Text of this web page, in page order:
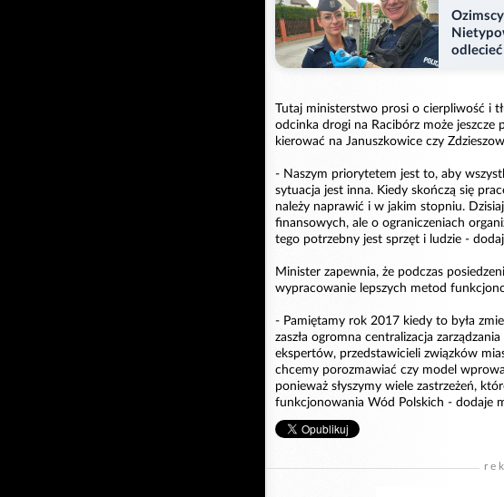
odlecieć
Tutaj ministerstwo prosi o cierpliwość i
odcinka drogi na Racibórz może jeszcze
kierować na Januszkowice czy
- Naszym priorytetem jest to, aby
sytuacja jest inna. Kiedy skończą się
należy naprawić i w jakim stopniu.
finansowych, ale o ograniczeniach
tego potrzebny jest sprzęt i ludzie -
Minister zapewnia, że podczas
wypracowanie lepszych metod
- Pamiętamy rok 2017 kiedy to była
zaszła ogromna centralizacja
ekspertów, przedstawicieli związków
chcemy porozmawiać czy model
ponieważ słyszymy wiele zastrzeżeń,
funkcjonowania Wód Polskich - dodaje